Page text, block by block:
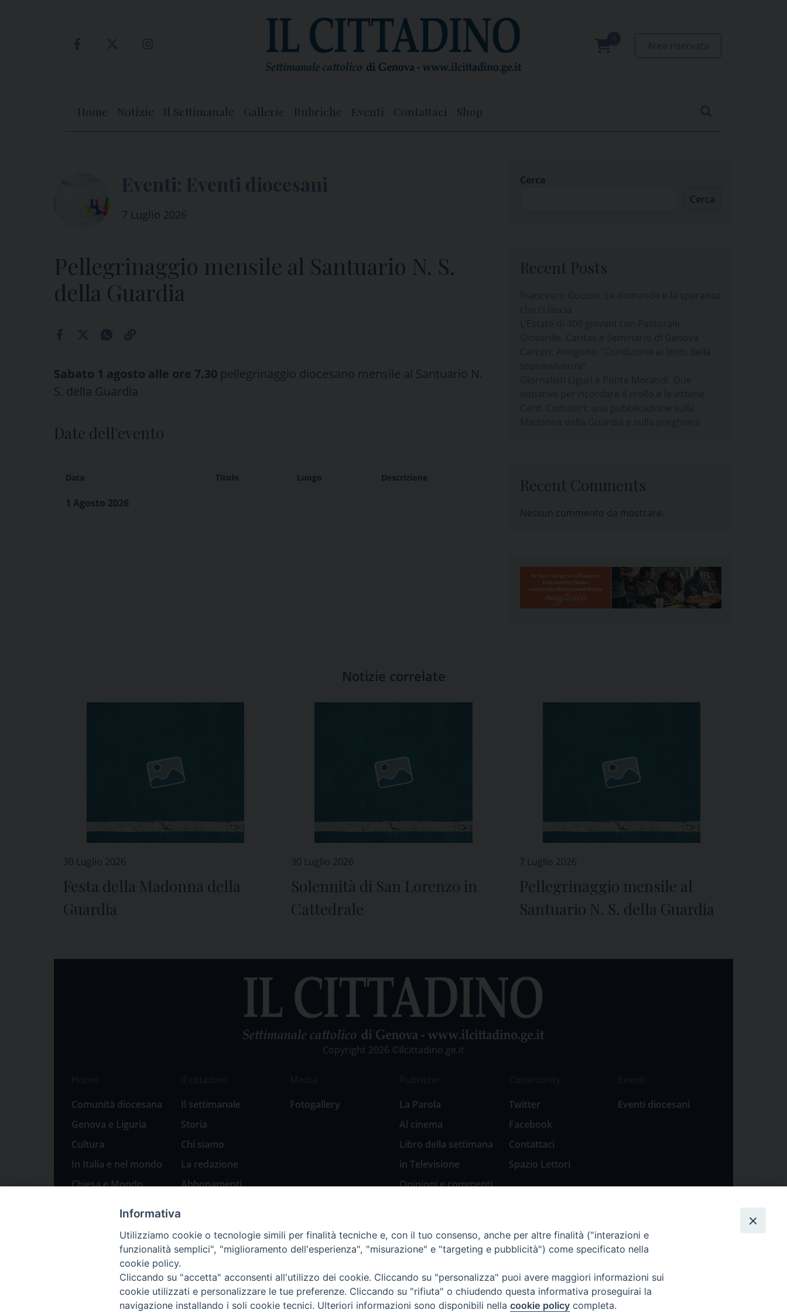
Home Notizie Il Settimanale Gallerie Rubriche Eventi Contattaci Shop
7 Luglio 2026
Pellegrinaggio mensile al Santuario N. S.
della Guardia
Sabato 1 agosto alle ore 7.30 pellegrinaggio diocesano mensile al Santuario N.
S. della Guardia
Date dell'evento
Data Titolo Luogo Descrizione
1 Agosto 2026
Cerca
Cerca
Recent Posts
Recent Comments
Nessun commento da mostrare.
Notizie correlate
30 Luglio 2026
Festa della Madonna della
Guardia
30 Luglio 2026
Solennità di San Lorenzo in
Cattedrale
7 Luglio 2026
Pellegrinaggio mensile al
Santuario N. S. della Guardia
Copyright 2026 ©ilcittadino.ge.it
Comunità diocesana
Genova e Liguria
Cultura
In Italia e nel mondo
Chiesa e Mondo
Natale 2023: presepi
Il settimanale
Storia
Chi siamo
La redazione
Abbonamenti
Fotogallery
La Parola
Al cinema
Libro della settimana
in Televisione
Opinioni e commenti
Natale 2018: Presepi
in Diocesi
Natale 2020: Presepi
nella Diocesi di
Genova
Twitter
Facebook
Contattaci
Spazio Lettori
Eventi diocesani
Informativa
Utilizziamo cookie o tecnologie simili per finalità tecniche e, con il tuo consenso, anche per altre finalità ("interazioni e
funzionalità semplici", "miglioramento dell'esperienza", "misurazione" e "targeting e pubblicità") come specificato nella
cookie policy.
Cliccando su "accetta" acconsenti all'utilizzo dei cookie. Cliccando su "personalizza" puoi avere maggiori informazioni sui
cookie utilizzati e personalizzare le tue preferenze. Cliccando su "rifiuta" o chiudendo questa informativa proseguirai la
navigazione installando i soli cookie tecnici. Ulteriori informazioni sono disponibili nella cookie policy completa.